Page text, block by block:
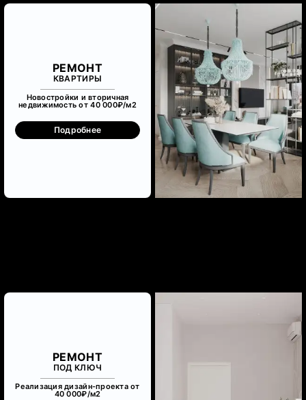
РЕМОНТ
КВАРТИРЫ
Новостройки и вторичная
недвижимость от 40 000₽/м2
Подробнее
РЕМОНТ
ПОД КЛЮЧ
Реализация дизайн-проекта от
40 000₽/м2